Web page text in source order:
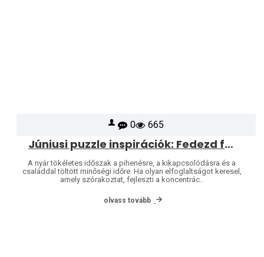
0 665
Júniusi puzzle inspirációk: Fedezd fel a Heye és Jumbo világát
A nyár tökéletes időszak a pihenésre, a kikapcsolódásra és a
családdal töltött minőségi időre. Ha olyan elfoglaltságot keresel,
amely szórakoztat, fejleszti a koncentrác..
olvass tovább